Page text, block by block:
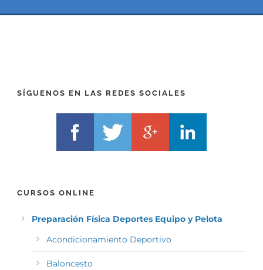
SÍGUENOS EN LAS REDES SOCIALES
CURSOS ONLINE
Preparación Física Deportes Equipo y Pelota
Acondicionamiento Deportivo
Baloncesto